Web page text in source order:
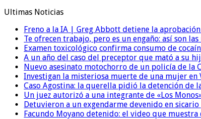
Ultimas Noticias
Freno a la IA | Greg Abbott detiene la
Te ofrecen trabajo, pero es un engaño: así son
Examen toxicológico confirma consumo de
A un año del caso del preceptor que mató a su
Nuevo asesinato motochorro de un policía de la
Investigan la misteriosa muerte de una mujer en
Caso Agostina: la querella pidió la detención de
Un juez autorizó a una integrante de «Los
Detuvieron a un exgendarme devenido en
Facundo Moyano detenido: el video que